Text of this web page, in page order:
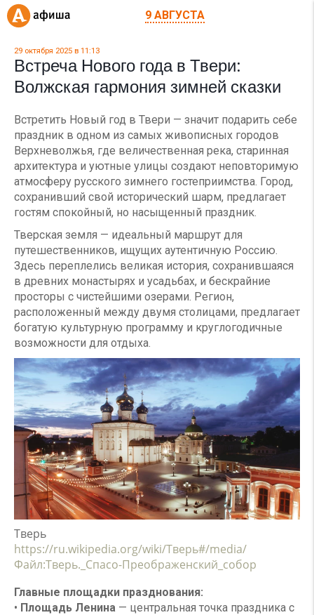
9 АВГУСТА
29 октября 2025 в 11:13
Встреча Нового года в Твери:
Волжская гармония зимней сказки
Встретить Новый год в Твери — значит подарить себе
праздник в одном из самых живописных городов
Верхневолжья, где величественная река, старинная
архитектура и уютные улицы создают неповторимую
атмосферу русского зимнего гостеприимства. Город,
сохранивший свой исторический шарм, предлагает
гостям спокойный, но насыщенный праздник.
Тверская земля — идеальный маршрут для
путешественников, ищущих аутентичную Россию.
Здесь переплелись великая история, сохранившаяся
в древних монастырях и усадьбах, и бескрайние
просторы с чистейшими озерами. Регион,
расположенный между двумя столицами, предлагает
богатую культурную программу и круглогодичные
возможности для отдыха.
Тверь
https://ru.wikipedia.org/wiki/Тверь#/media/
Файл:Тверь._Спасо-Преображенский_собор
Главные площадки празднования:
• Площадь Ленина — центральная точка праздника с